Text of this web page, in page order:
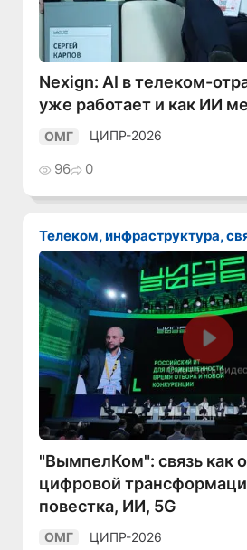
Nexign: AI в телеком-
уже работает и как ИИ
ОМГ ЦИПР-2026
96 0
Телеком, инфраструктура,
Смотреть видео
"ВымпелКом": связь как
цифровой
повестка, ИИ, 5G
ОМГ ЦИПР-2026